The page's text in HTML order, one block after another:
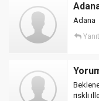
Adana
riskli